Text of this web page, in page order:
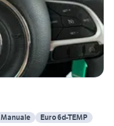
Manuale Euro 6d-TEMP